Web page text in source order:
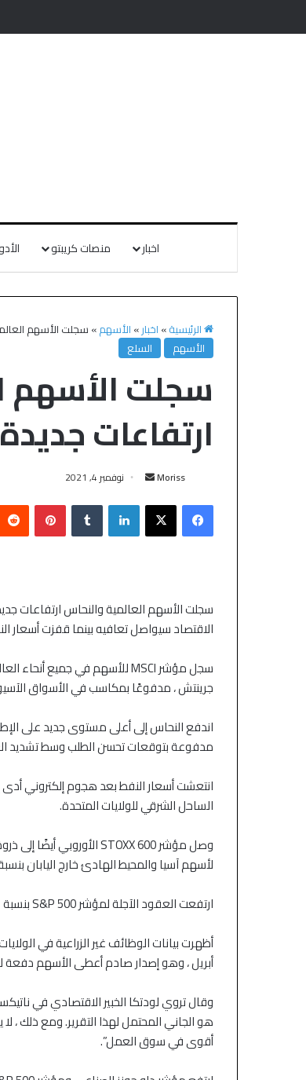
اخبار منصات كريبتو
الرئيسية» اخبار» الأسهم» سجلت الأسهم
الأسهم
السلع
سجلت الأسهم
ارتفاعات
Moriss نوفمبر 4, 2021
سجلت الأسهم العالمية والنحاس ارتفاعات
الاقتصاد سيواصل تعافيه بينما قفزت
جرينتش ، مدفوعًا بمكاسب في الأسواق
اندفع النحاس إلى أعلى مستوى جديد على
مدفوعة بتوقعات تحسن الطلب وسط تشديد
انتعشت أسعار النفط بعد هجوم إلكتروني
الساحل الشرقي للولايات المتحدة.
لأسهم آسيا والمحيط الهادئ خارج اليابان بنسبة
ارتفعت العقود الآجلة لمؤشر S&P 500 بنسبة 0.1٪ بينما تراجعت العقود الآجلة لمؤشر ناسداك بنسبة 0.3٪.
أظهرت بيانات الوظائف غير الزراعية في
أبريل ، وهو إصدار صادم أعطى الأسهم دفعة
وقال تروي لودتكا الخبير الاقتصادي في
هو الجاني المحتمل لهذا التقرير. ومع ذلك
أقوى في سوق العمل”.
منذ 4 أيام
الأسهم